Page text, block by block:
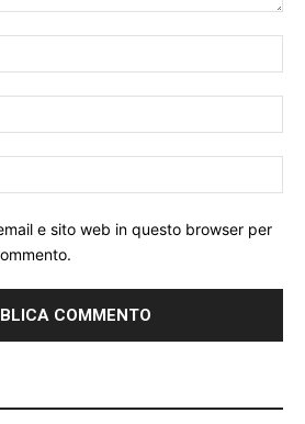
e sito web in questo browser per